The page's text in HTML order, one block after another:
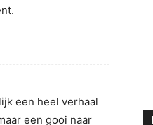
een heel verhaal
een gooi naar